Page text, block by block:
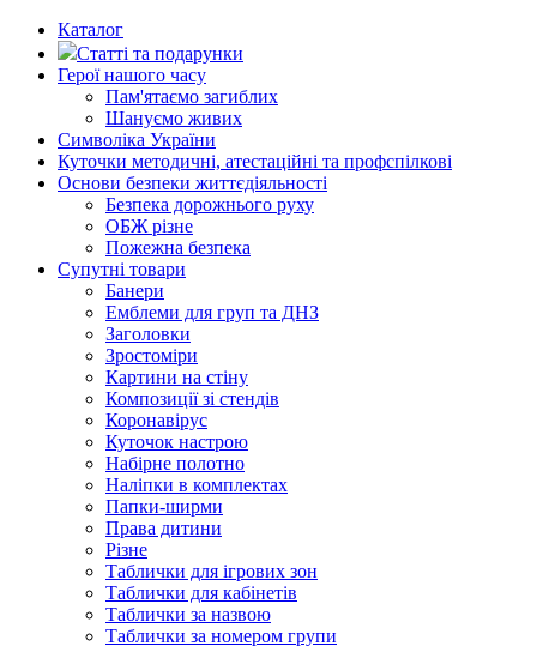
Каталог
Статті та подарунки
Герої нашого часу
Пам'ятаємо загиблих
Шануємо живих
Символіка України
Куточки методичні, атестаційні та профспілкові
Основи безпеки життєдіяльності
Безпека дорожнього руху
ОБЖ різне
Пожежна безпека
Супутні товари
Банери
Емблеми для груп та ДНЗ
Заголовки
Зростоміри
Картини на стіну
Композиції зі стендів
Коронавірус
Куточок настрою
Набірне полотно
Наліпки в комплектах
Папки-ширми
Права дитини
Різне
Таблички для ігрових зон
Таблички для кабінетів
Таблички за назвою
Таблички за номером групи